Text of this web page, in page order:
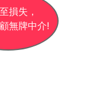
損失，
無牌中介!